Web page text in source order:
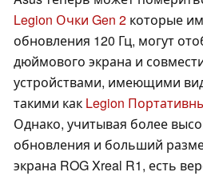
Legion Очки Gen 2 которые
обновления 120 Гц, могут
дюймового экрана и
устройствами, имеющими
такими как Legion
Однако, учитывая более
обновления и больший
экрана ROG Xreal R1, есть